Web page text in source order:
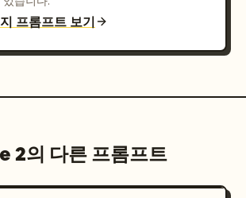
프롬프트 보기
2의 다른 프롬프트